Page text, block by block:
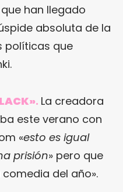
han llegado
absoluta de la
políticas que
. La creadora
este verano con
«esto es igual
prisión» pero que
del año».